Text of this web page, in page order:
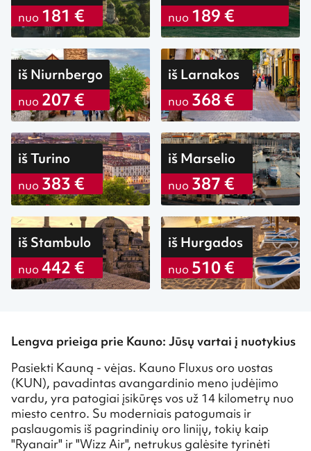
nuo 181 € nuo 189 €
iš Niurnbergo
nuo 207 €
iš Larnakos
nuo 368 €
iš Turino
nuo 383 €
iš Marselio
nuo 387 €
iš Stambulo
nuo 442 €
iš Hurgados
nuo 510 €
Lengva prieiga prie Kauno: Jūsų vartai į nuotykius
Pasiekti Kauną - vėjas. Kauno Fluxus oro uostas
(KUN), pavadintas avangardinio meno judėjimo
vardu, yra patogiai įsikūręs vos už 14 kilometrų nuo
miesto centro. Su moderniais patogumais ir
paslaugomis iš pagrindinių oro linijų, tokių kaip
"Ryanair" ir "Wizz Air", netrukus galėsite tyrinėti